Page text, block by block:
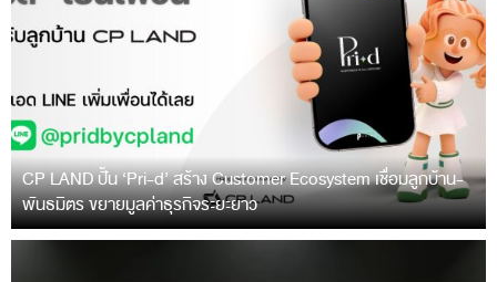
CP LAND ปั้น ‘Pri-d’ สร้าง Customer Ecosystem เชื่อมลูกบ้าน-
พันธมิตร ขยายมูลค่าธุรกิจระยะยาว